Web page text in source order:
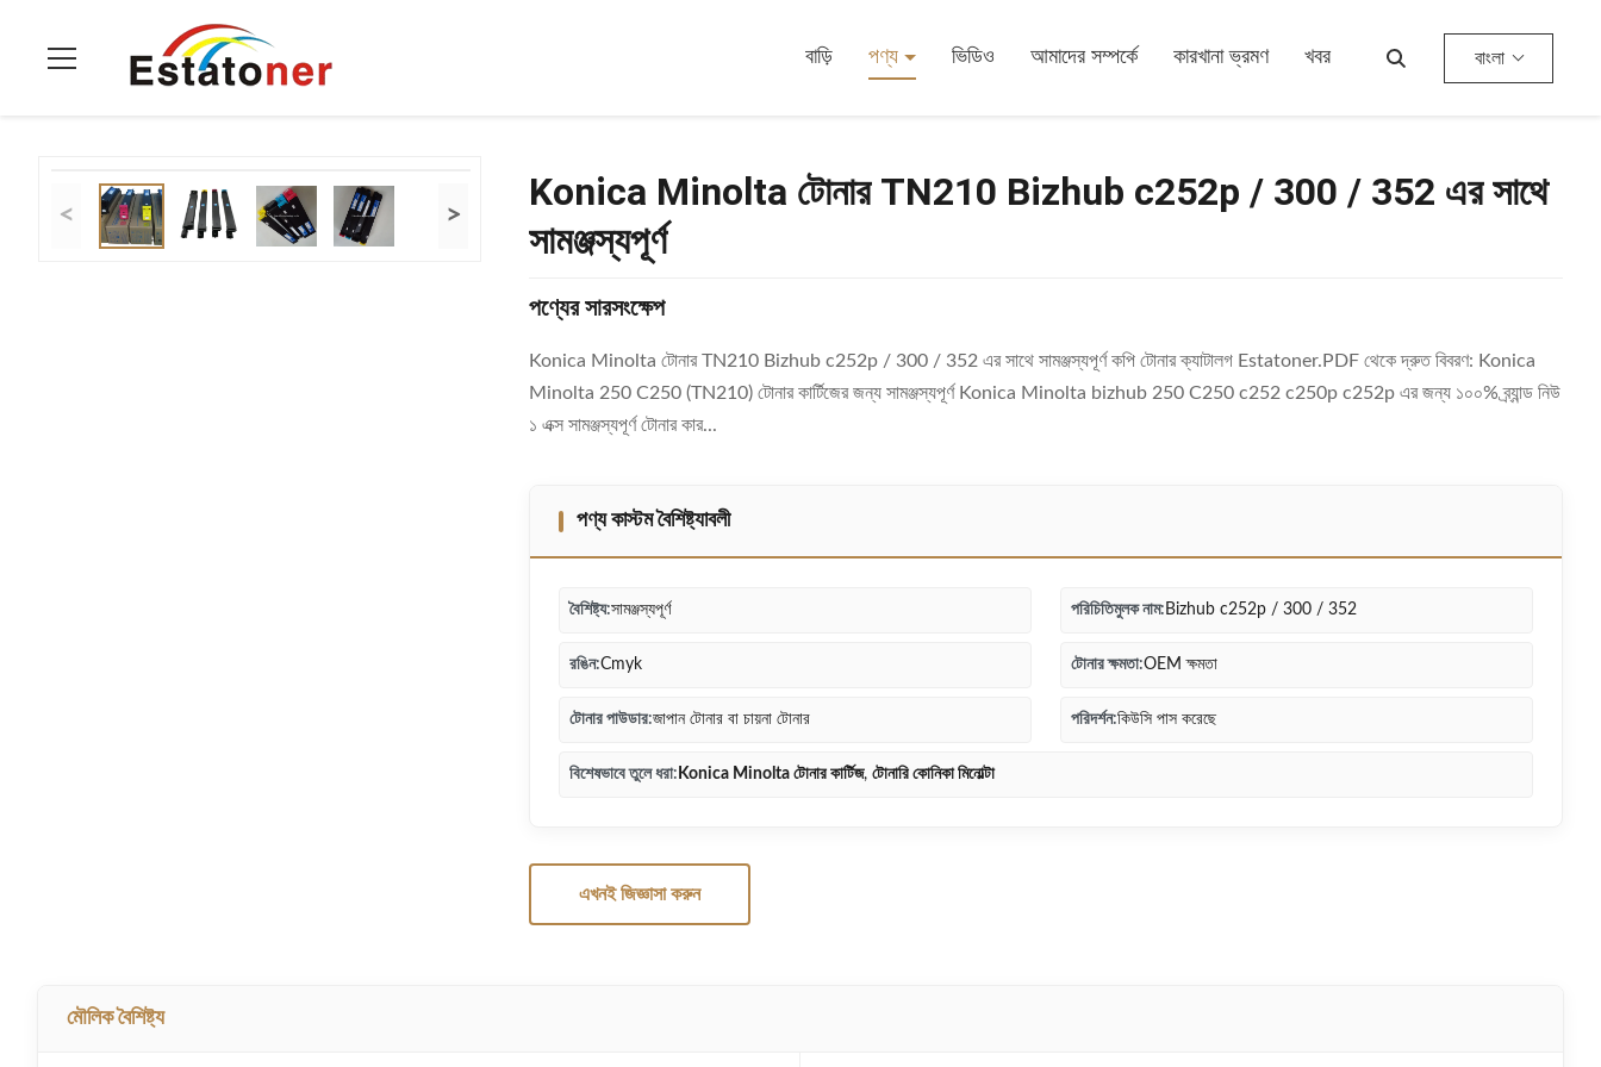
বাড়ি পণ্য ভিডিও আমাদের সম্পর্কে কারখানা ভ্রমণ খবর বাংলা
কোনিকা মিনোল্টা টোনার
< >
Konica Minolta টোনার TN210 Bizhub c252p / 300 / 352 এর সাথে
সামঞ্জস্যপূর্ণ
পণ্যের সারসংক্ষেপ
Konica Minolta টোনার TN210 Bizhub c252p / 300 / 352 এর সাথে সামঞ্জস্যপূর্ণ কপি টোনার ক্যাটালগ Estatoner.PDF থেকে দ্রুত বিবরণ: Konica
Minolta 250 C250 (TN210) টোনার কার্টিজের জন্য সামঞ্জস্যপূর্ণ Konica Minolta bizhub 250 C250 c252 c250p c252p এর জন্য ১০০% ব্র্যান্ড নিউ
১ এক্স সামঞ্জস্যপূর্ণ টোনার কার...
পণ্য কাস্টম বৈশিষ্ট্যাবলী
বৈশিষ্ট্য:সামঞ্জস্যপূর্ণ পরিচিতিমুলক নাম: Bizhub c252p / 300 / 352
রঙিন:Cmyk টোনার ক্ষমতা:OEM ক্ষমতা
টোনার পাউডার:জাপান টোনার বা চায়না টোনার পরিদর্শন:কিউসি পাস করেছে
বিশেষভাবে তুলে ধরা: Konica Minolta টোনার কার্টিজ, টোনারি কোনিকা মিনোল্টা
এখনই জিজ্ঞাসা করুন
মৌলিক বৈশিষ্ট্য